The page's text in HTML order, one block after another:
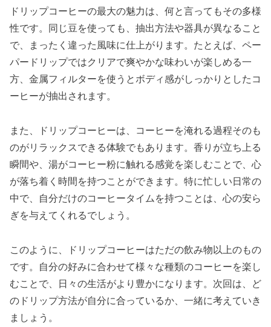
ドリップコーヒーの最大の魅力は、何と言ってもその多様
性です。同じ豆を使っても、抽出方法や器具が異なること
で、まったく違った風味に仕上がります。たとえば、ペー
パードリップではクリアで爽やかな味わいが楽しめる一
方、金属フィルターを使うとボディ感がしっかりとしたコ
ーヒーが抽出されます。
また、ドリップコーヒーは、コーヒーを淹れる過程そのも
のがリラックスできる体験でもあります。香りが立ち上る
瞬間や、湯がコーヒー粉に触れる感覚を楽しむことで、心
が落ち着く時間を持つことができます。特に忙しい日常の
中で、自分だけのコーヒータイムを持つことは、心の安ら
ぎを与えてくれるでしょう。
このように、ドリップコーヒーはただの飲み物以上のもの
です。自分の好みに合わせて様々な種類のコーヒーを楽し
むことで、日々の生活がより豊かになります。次回は、ど
のドリップ方法が自分に合っているか、一緒に考えていき
ましょう。